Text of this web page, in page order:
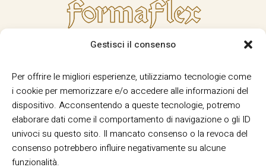
Gestisci il consenso
Per offrire le migliori esperienze, utilizziamo tecnologie come
i cookie per memorizzare e/o accedere alle informazioni del
dispositivo. Acconsentendo a queste tecnologie, potremo
elaborare dati come il comportamento di navigazione o gli ID
univoci su questo sito. Il mancato consenso o la revoca del
consenso potrebbero influire negativamente su alcune
funzionalità.